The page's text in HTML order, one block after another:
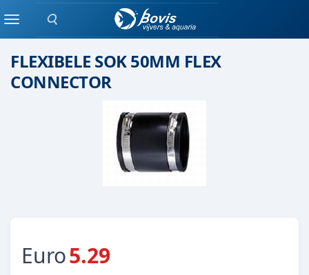
Zoeken
Menupvc aansluiting
FLEXIBELE SOK 50MM FLEX
CONNECTOR
Euro5.29